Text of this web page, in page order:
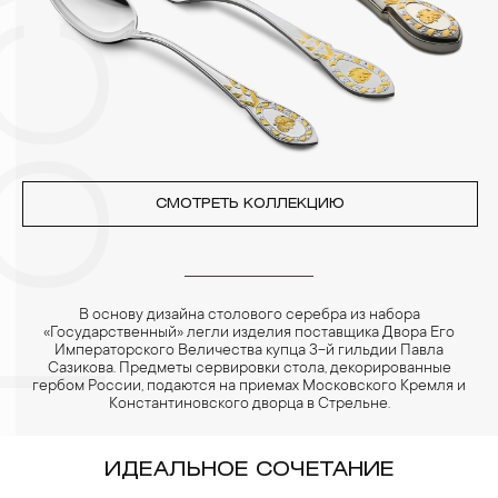
4. Специалисты обычно рекомендуют чистить украшения не
реже одного раза в месяц, а также регулярно протирать их
фланелевой или замшевой салфеткой.
СМОТРЕТЬ КОЛЛЕКЦИЮ
В основу дизайна столового серебра из набора
«Государственный» легли изделия поставщика Двора Его
Императорского Величества купца 3-й гильдии Павла
Сазикова. Предметы сервировки стола, декорированные
гербом России, подаются на приемах Московского Кремля и
Константиновского дворца в Стрельне.
ИДЕАЛЬНОЕ СОЧЕТАНИЕ